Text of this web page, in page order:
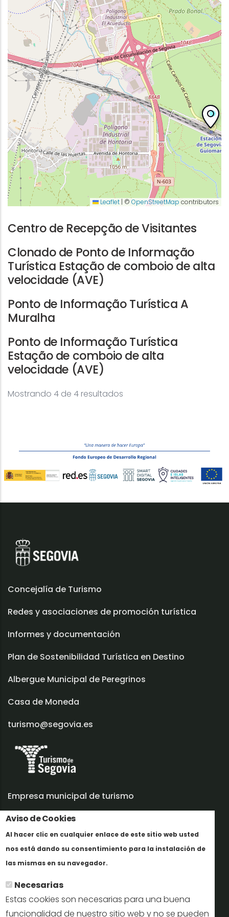
Aviso de Cookies
Al hacer clic en cualquier enlace de este sitio web usted
nos está dando su consentimiento para la instalación de
las mismas en su navegador.
Necesarias
Estas cookies son necesarias para una buena
funcionalidad de nuestro sitio web y no se pueden
Leaflet | © OpenStreetMap contributors
Centro de Recepção de Visitantes
Clonado de Ponto de Informação
Turística Estação de comboio de alta
velocidade (AVE)
Ponto de Informação Turística A
Muralha
Ponto de Informação Turística
Estação de comboio de alta
velocidade (AVE)
Mostrando 4 de 4 resultados
Concejalía de Turismo
Redes y asociaciones de promoción turística
Informes y documentación
Plan de Sostenibilidad Turística en Destino
Albergue Municipal de Peregrinos
Casa de Moneda
turismo@segovia.es
Empresa municipal de turismo
Trabaja con nosotros
Informes y documentación
Perfil del contratante
Oficinas de Turismo
reservas@turismodesegovia.com